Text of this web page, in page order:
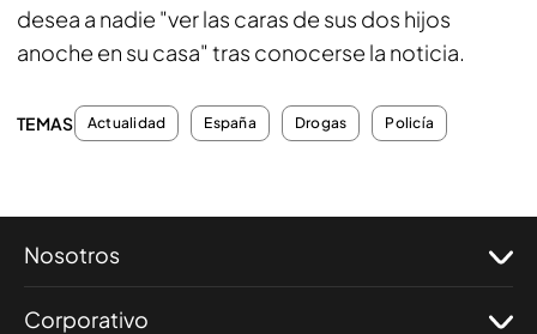
desea a nadie "ver las caras de sus dos hijos
anoche en su casa" tras conocerse la noticia.
TEMAS Actualidad España Drogas Policía
Nosotros
Corporativo